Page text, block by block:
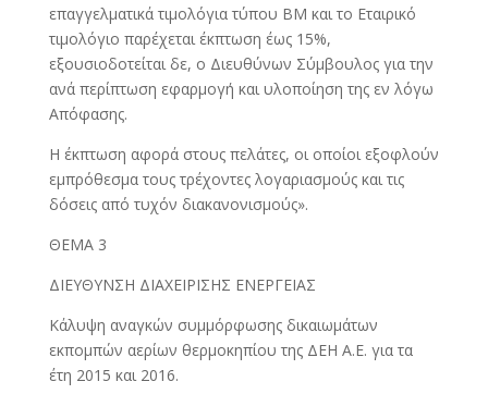
επαγγελματικά τιμολόγια τύπου ΒΜ και το Εταιρικό
τιμολόγιο παρέχεται έκπτωση έως 15%,
εξουσιοδοτείται δε, ο Διευθύνων Σύμβουλος για την
ανά περίπτωση εφαρμογή και υλοποίηση της εν λόγω
Απόφασης.
Η έκπτωση αφορά στους πελάτες, οι οποίοι εξοφλούν
εμπρόθεσμα τους τρέχοντες λογαριασμούς και τις
δόσεις από τυχόν διακανονισμούς».
ΘΕΜΑ 3
ΔΙΕΥΘΥΝΣΗ ΔΙΑΧΕΙΡΙΣΗΣ ΕΝΕΡΓΕΙΑΣ
Κάλυψη αναγκών συμμόρφωσης δικαιωμάτων
εκπομπών αερίων θερμοκηπίου της ΔΕΗ Α.Ε. για τα
έτη 2015 και 2016.